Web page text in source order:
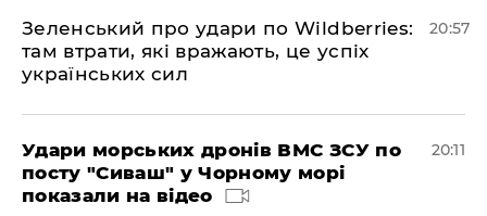
Зеленський про удари по Wildberries:
там втрати, які вражають, це успіх
українських сил
20:57
Удари морських дронів ВМС ЗСУ по
посту "Сиваш" у Чорному морі
показали на відео
20:11